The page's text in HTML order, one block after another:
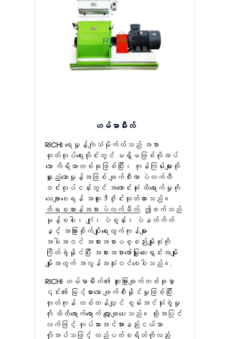
ဟမ်မာမီးလ်
RICHI ရေမှုန့်ကျဲသံမိုက်လ်သည် အစာ
ထုတ်လုပ်ရေးလိုင်းတွင် မရှိမဖြစ်လိုအပ်
သော ကိရိယာတစ်ခုဖြစ်ပြီး၊ ကုန်ကြမ်းများကို
နူးညံ့သောမှုန့်အဖြစ် ဖျက်စီးကာ ပဲလက်တီ
ဇင်းလုပ်ငန်းတွင် အကောင်းဆုံး ထိရောက်မှုကို
သေချာစေရန် အထူးဒီဇိုင်းထုတ်ထားသည်။
တိရစ္ဆာန်အစာ ပဲလက်မီလ်. ဤစက်သည်
မုန့်စပါး၊ ဂျုံ၊ ပဲစွန်း၊ ပဲနတ်ကိတ်
နှင့် အခြားစိုက်ပျိုးရေးထွက်ကုန်များ
အပါအဝင် အစားအစာပစ္စည်းမျိုးစုံကို
ကြိတ်ခွဲနိုင်ပြီး အစားအစာဖော်မြူလေးရှင်းအမျိုး
မျိုးအတွက် အလွန်အသုံးဝင်စေပါသည်။.
RICHI ဟမ်မာမီးလ်၏ ထူးခြားချက်တစ်ခုမှာ
၎င်း၏ မြင့်မားသော ဖျက်စီးနိုင်မှုဖြစ်ပြီး
ထုတ်ကုန် တစ်တန်လျှင် စွမ်းအင်သုံးစွဲမှု
ကို ထိထိရောက်ရောက် လျှော့ချပေးသည်။ ထို့အပြင်
လက်ဖြင့် လုပ်သားအင်အားနည်းငယ်သာ
လိုအပ်သဖြင့် လည်ပတ်စရိတ်ကိုလည်း